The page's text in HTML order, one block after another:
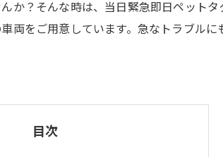
か？そんな時は、当日緊急即日ペット
両をご用意しています。急なトラブル
目次